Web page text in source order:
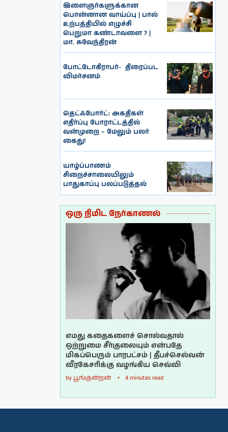
இளைஞர்களுக்கான
பொன்னான வாய்ப்பு | பால்
உற்பத்தியில் எழுச்சி
பெறுமா கண்டாவளை ? |
மா. சுவேந்திரன்
போட்டோகிராபர்- ‌ திரைப்பட
விமர்சனம்
தெட்ஃபோர்ட்: அகதிகள்
எதிர்ப்பு போராட்டத்தில்
வன்முறை – மேலும் பலர்
கைது!
யாழ்ப்பாணம்
சிறைச்சாலையிலும்
பாதுகாப்பு பலப்படுத்தல்
ஒரு நிமிட நேர்காணல்
எமது கதைகளைச் சொல்வதால்
ஒற்றுமை சீர்குலையும் என்பதே
மிகப்பெரும் பாரபட்சம் | தீபச்செல்வன்
வீரகேசரிக்கு வழங்கிய செவ்வி
by பூங்குன்றன் 4 minutes read